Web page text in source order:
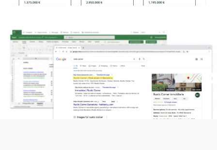
Previous